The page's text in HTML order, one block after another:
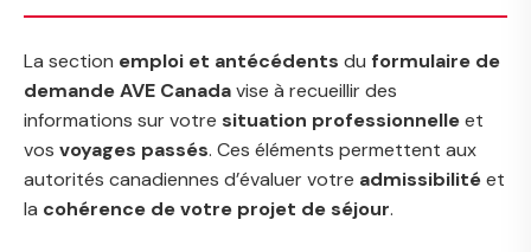
La section emploi et antécédents du formulaire de
demande AVE Canadavise à recueillir des
informations sur votre situation professionnelleet
vos voyages passés. Ces éléments permettent aux
autorités canadiennes d’évaluer votre admissibilitéet
la cohérence de votre projet de séjour.